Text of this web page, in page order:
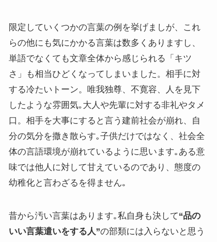
限定していくつかの言葉の例を挙げましが、これ
らの他にも気にかかる言葉は数多くありますし、
単語でなくても文章全体から感じられる「キツ
さ」も相当ひどくなってしまいました。相手に対
する冷たいトーン。唯我独尊、不寛容、人を見下
したような雰囲気｡大人や先輩に対する非礼やタメ
口。相手を大事にすると言う建前社会が崩れ、自
分の気分を撒き散らす｡子供だけではなく、社会全
体の言語環境が崩れているように思います｡ある意
味では他人に対して甘えているのであり、態度の
幼稚化と言わざるを得ません｡
昔から汚い言葉はあります｡私自身も決して“品の
いい言葉遣いをする人”の部類には入らないと思う